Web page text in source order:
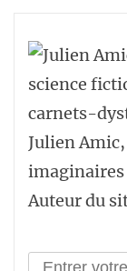
Julien
imaginaires
Auteur du